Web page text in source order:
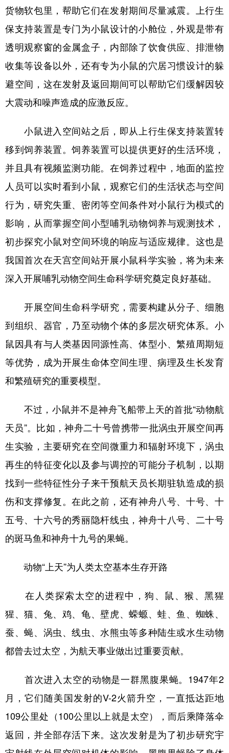
货物软包里，帮助它们在发射期间尽量减震。上行生
保支持装置是专门为小鼠设计的小舱位，外观是带有
透明观察窗的金属盒子，内部除了饮食供应、排泄物
收集等设备以外，还有专为小鼠的穴居习惯设计的躲
避空间，这在发射及返回期间可以帮助它们缓解因较
大震动和噪声造成的应激反应。
小鼠进入空间站之后，即从上行生保支持装置转
移到饲养装置。饲养装置可以提供更好的生活环境，
并且具有视频监测功能。在饲养过程中，地面的监控
人员可以实时看到小鼠，观察它们的生活状态与空间
行为，研究失重、密闭等空间条件对小鼠行为模式的
影响，从而掌握空间小型哺乳动物饲养与观测技术，
初步探究小鼠对空间环境的响应与适应规律。这也是
我国首次在天宫空间站开展小鼠科学实验，将为未来
深入开展哺乳动物空间生命科学研究奠定良好基础。
开展空间生命科学研究，需要构建从分子、细胞
到组织、器官，乃至动物个体的多层次研究体系。小
鼠因具有与人类基因同源性高、体型小、繁殖周期短
等优势，成为开展生命体空间生理、病理及生长发育
和繁殖研究的重要模型。
不过，小鼠并不是神舟飞船带上天的首批“动物航
天员”。比如，神舟二十号曾携带一批涡虫开展空间再
生实验，主要研究在空间微重力和辐射环境下，涡虫
再生的特征变化以及参与调控的可能分子机制，以期
找到一些特征性分子来干预航天员长期驻轨造成的损
伤和支撑修复。在此之前，还有神舟八号、十号、十
五号、十六号的秀丽隐杆线虫，神舟十八号、二十号
的斑马鱼和神舟十九号的果蝇。
动物“上天”为人类太空基本生存开路
在人类探索太空的进程中，狗、鼠、猴、黑猩
猩、猫、兔、鸡、龟、壁虎、蝾螈、蛙、鱼、蜘蛛、
蚕、蝇、涡虫、线虫、水熊虫等多种陆生或水生动物
都曾去过太空，为航天事业做出过重要贡献。
首次进入太空的动物是一群黑腹果蝇。1947年2
月，它们随美国发射的V-2火箭升空，一直抵达距地
109公里处（100公里以上就是太空），而后乘降落伞
返回，并全部存活下来。这次发射是为了初步研究宇